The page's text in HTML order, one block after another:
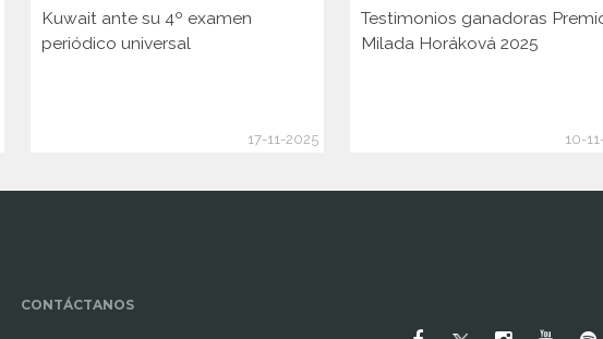
Kuwait ante su 4º examen
periódico universal
17-11-2025
Testimonios ganadoras
Milada Horáková 2025
10-
CONTÁCTANOS